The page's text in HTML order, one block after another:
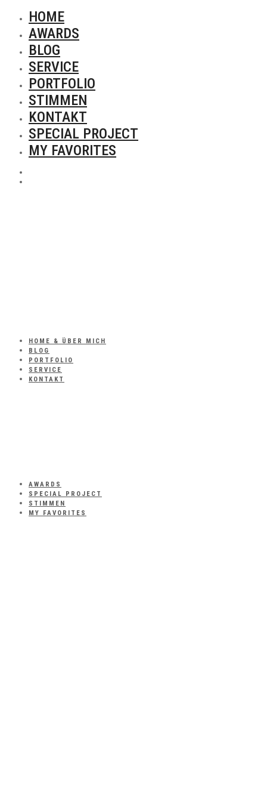
HOME
AWARDS
BLOG
SERVICE
PORTFOLIO
STIMMEN
KONTAKT
SPECIAL PROJECT
MY FAVORITES
HOME & ÜBER MICH
BLOG
PORTFOLIO
SERVICE
KONTAKT
AWARDS
SPECIAL PROJECT
STIMMEN
MY FAVORITES